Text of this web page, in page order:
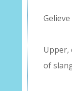
Upper,
of